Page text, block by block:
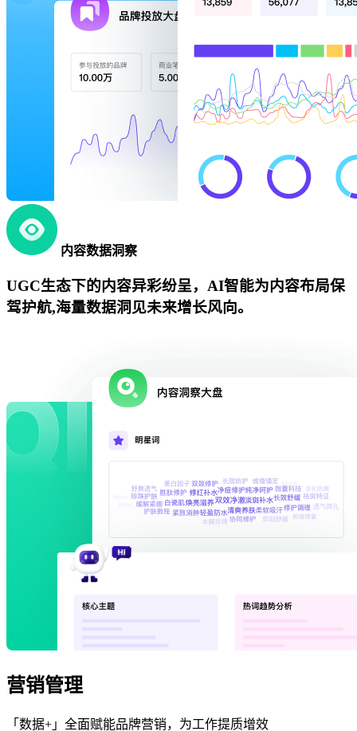
内容数据洞察
UGC生态下的内容异彩纷呈，AI智能为内容布局保
驾护航,海量数据洞见未来增长风向。
营销管理
「数据+」全面赋能品牌营销，为工作提质增效